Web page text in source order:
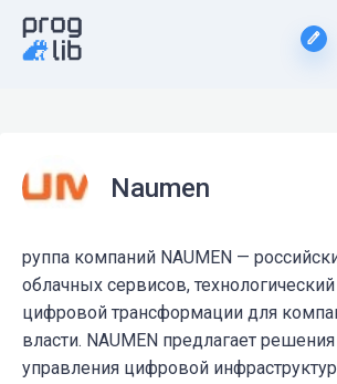
Naumen
руппа компаний NAUMEN —
облачных сервисов,
цифровой трансформации для
власти. NAUMEN предлагает
управления цифровой